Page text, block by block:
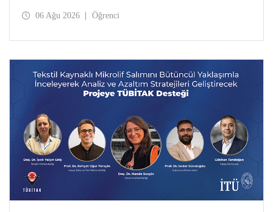
Temmuz tarihlerinde ABD’de dünyanın önde gelen
06 Ağu 2026 Öğrenci